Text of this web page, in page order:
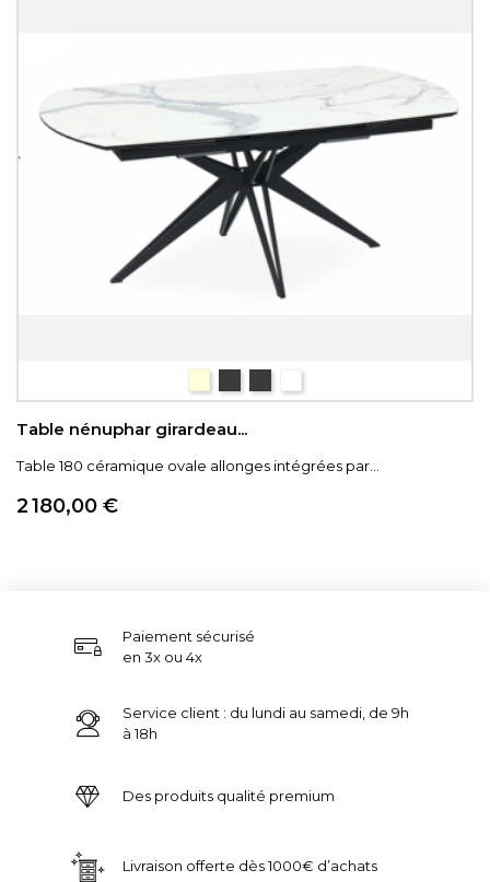
Table nénuphar girardeau...
Table 180 céramique ovale allonges intégrées par...
Prix
2 180,00 €
Paiement sécurisé
en 3x ou 4x
Service client : du lundi au samedi, de 9h
à 18h
Des produits qualité premium
Livraison offerte dès 1000€ d’achats